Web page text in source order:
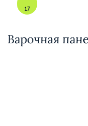
17
Варочная